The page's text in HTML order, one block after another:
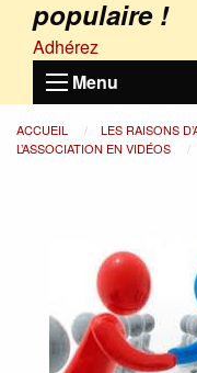
populaire !
Adhérez
Menu
ACCUEIL
LES RAISONS
L’ASSOCIATION EN VIDÉOS